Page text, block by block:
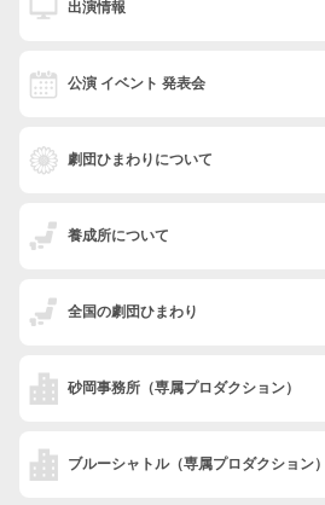
出演情報
公演 イベント 発表会
劇団ひまわりについて
養成所について
全国の劇団ひまわり
砂岡事務所 （専属プロダクション）
ブルーシャトル（専属プロダクション）